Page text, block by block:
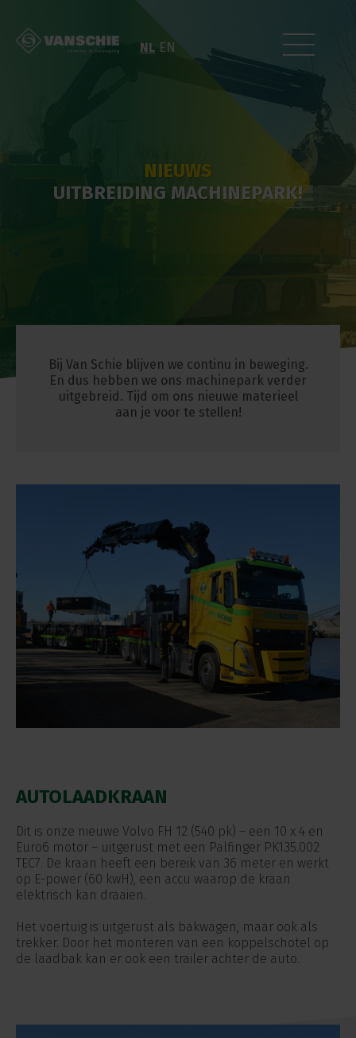
NL EN
NIEUWS
UITBREIDING MACHINEPARK!
Bij Van Schie blijven we continu in beweging.
En dus hebben we ons machinepark verder
uitgebreid. Tijd om ons nieuwe materieel
aan je voor te stellen!
AUTOLAADKRAAN
Dit is onze nieuwe Volvo FH 12 (540 pk) – een 10 x 4 en
Euro6 motor – uitgerust met een Palfinger PK135.002
TEC7. De kraan heeft een bereik van 36 meter en werkt
op E-power (60 kwH), een accu waarop de kraan
elektrisch kan draaien.
Het voertuig is uitgerust als bakwagen, maar ook als
trekker. Door het monteren van een koppelschotel op
de laadbak kan er ook een trailer achter de auto.